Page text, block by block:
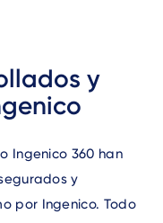
y
Ingenico 360 han
y
por Ingenico. Todo